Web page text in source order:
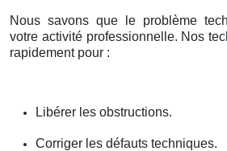
Nous savons que le problème
votre activité professionnelle. Nos
rapidement pour :
Libérer les obstructions.
Corriger les défauts techniques.